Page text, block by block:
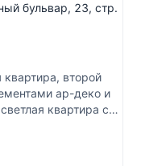
бульвар, 23, стр.
второй
ар-деко и
квартира с